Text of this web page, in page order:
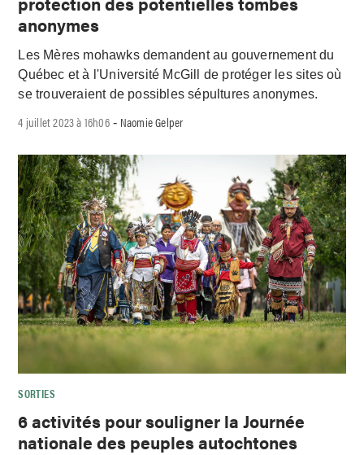
anonymes
Les Mères mohawks demandent au gouvernement du
Québec et à l'Université McGill de protéger les sites où
se trouveraient de possibles sépultures anonymes.
4 juillet 2023 à 16h06- Naomie Gelper
SORTIES
6 activités pour souligner la Journée
nationale des peuples autochtones